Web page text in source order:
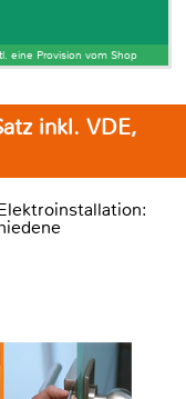
eine Provision vom Shop
inkl. VDE,